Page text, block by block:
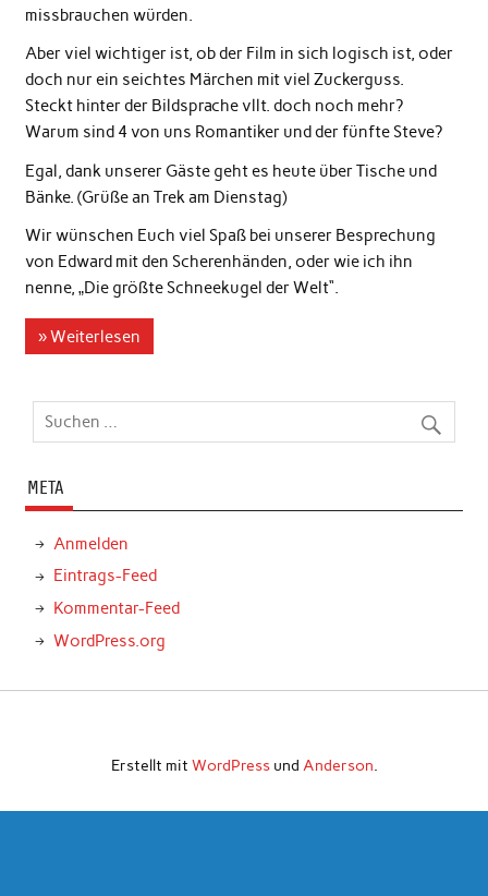
missbrauchen würden.
Aber viel wichtiger ist, ob der Film in sich logisch ist, oder
doch nur ein seichtes Märchen mit viel Zuckerguss.
Steckt hinter der Bildsprache vllt. doch noch mehr?
Warum sind 4 von uns Romantiker und der fünfte Steve?
Egal, dank unserer Gäste geht es heute über Tische und
Bänke. (Grüße an Trek am Dienstag)
Wir wünschen Euch viel Spaß bei unserer Besprechung
von Edward mit den Scherenhänden, oder wie ich ihn
nenne, „Die größte Schneekugel der Welt“.
» Weiterlesen
META
Anmelden
Eintrags-Feed
Kommentar-Feed
WordPress.org
Erstellt mit WordPressund Anderson.